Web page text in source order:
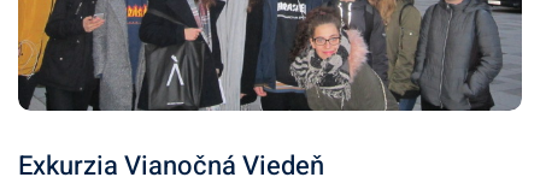
Exkurzia Vianočná Viedeň